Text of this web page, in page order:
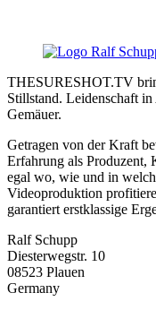
THESURESHOT.TV
Stillstand. Leidenschaft
Gemäuer.
Getragen von der Kraft
Erfahrung als Produzent,
egal wo, wie und in
Videoproduktion
garantiert erstklassige
Ralf Schupp
Diesterwegstr. 10
08523 Plauen
Germany